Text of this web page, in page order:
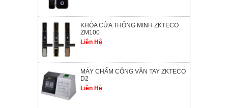
KHÓA CỬA THÔNG MINH ZKTECO
ZM100
Liên Hệ
MÁY CHẤM CÔNG VÂN TAY ZKTECO
D2
Liên Hệ